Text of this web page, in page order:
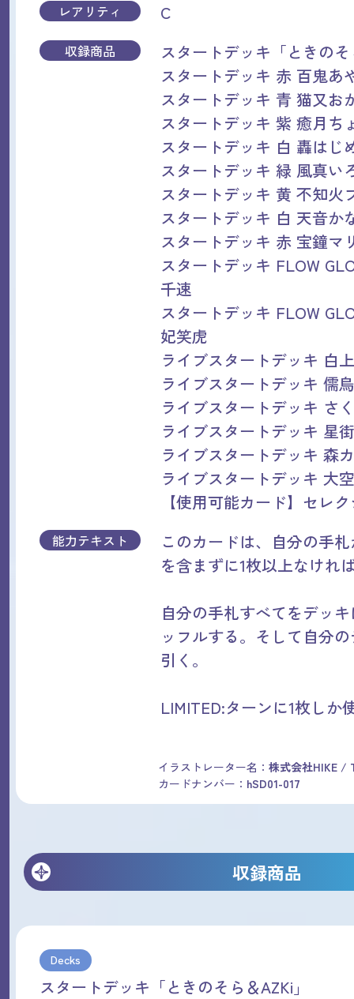
レアリティ C
収録商品
スタートデッキ「ときの
スタートデッキ 赤 百鬼あ
スタートデッキ 青 猫又お
スタートデッキ 紫 癒月ち
スタートデッキ 白 轟はじ
スタートデッキ 緑 風真い
スタートデッキ 黄 不知火
スタートデッキ 白 天音か
スタートデッキ 赤 宝鐘マ
スタートデッキ FLOW
千速
スタートデッキ FLOW
妃笑虎
ライブスタートデッキ 白
ライブスタートデッキ 儒
ライブスタートデッキ さ
ライブスタートデッキ 星
ライブスタートデッキ 森
ライブスタートデッキ 大
【使用可能カード】セレ
能力テキスト
このカードは、自分の手
を含まずに1枚以上なけれ
自分の手札すべてをデッ
ッフルする。そして自分
引く。
LIMITED:ターンに1枚しか
イラストレーター名： 株式会社HIKE /
カードナンバー： hSD01-017
収録商品
Decks
スタートデッキ「ときのそら＆AZKi」